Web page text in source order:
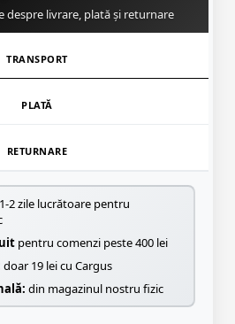
livrare, plată și returnare
TRANSPORT
PLATĂ
RETURNARE
1-2 zile lucrătoare pentru
pentru comenzi peste 400 lei
doar 19 lei cu Cargus
din magazinul nostru fizic